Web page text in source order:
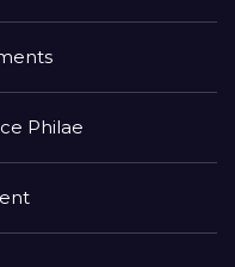
Philae